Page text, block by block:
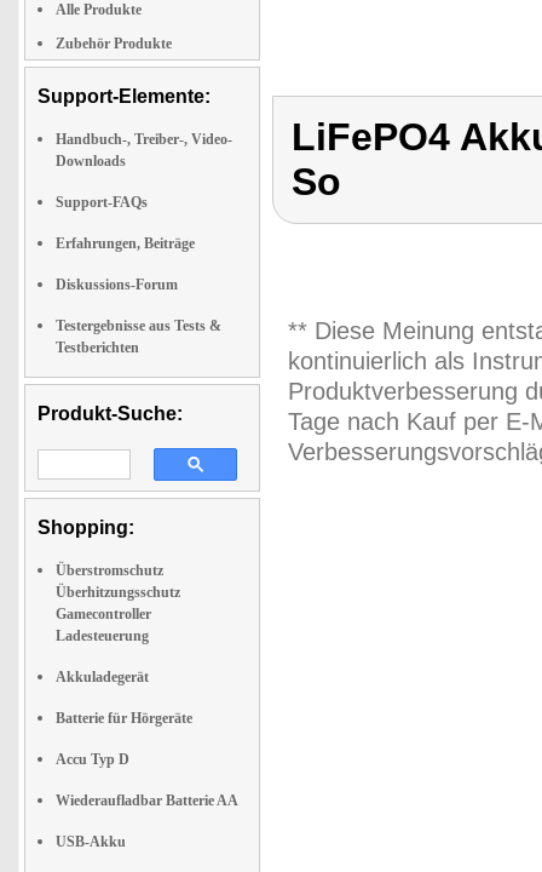
Alle Produkte
Zubehör Produkte
Support-Elemente:
Handbuch-, Treiber-, Video-
Downloads
Support-FAQs
Erfahrungen, Beiträge
Diskussions-Forum
Testergebnisse aus Tests &
Testberichten
Produkt-Suche:
Shopping:
Überstromschutz
Überhitzungsschutz
Gamecontroller
Ladesteuerung
Akkuladegerät
Batterie für Hörgeräte
Accu Typ D
Wiederaufladbar Batterie AA
USB-Akku
LiFePO4
So
** Diese Meinung
kontinuierlich als
Produktverbesserung
Tage nach Kauf per E-